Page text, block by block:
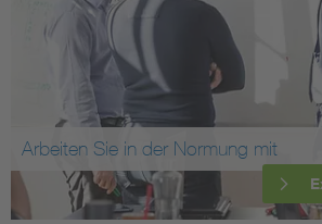
Arbeiten Sie in der Normung mit